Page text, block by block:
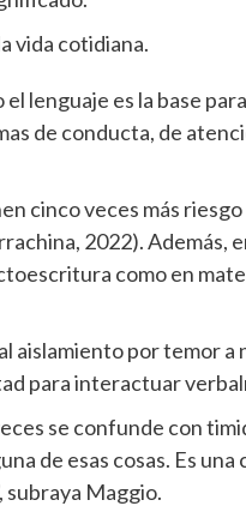
vida cotidiana.
lenguaje es la base
de conducta, de
cinco veces más
2022). Además,
como en
aislamiento por temor a
para interactuar
se confunde con
de esas cosas. Es
Maggio.